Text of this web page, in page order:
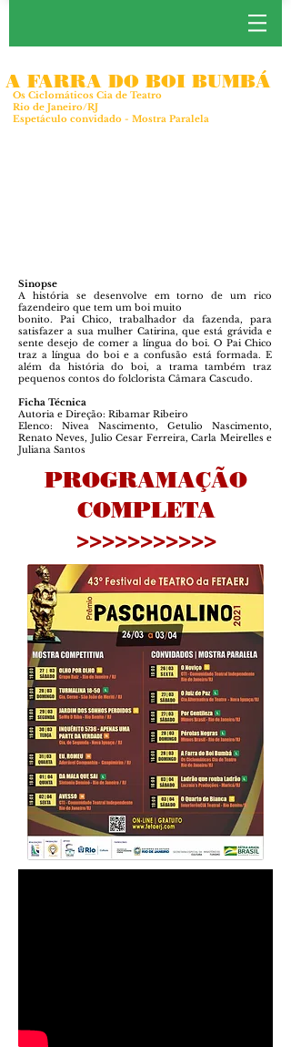
A FARRA DO BOI BUMBÁ
Os Ciclomáticos Cia de Teatro
Rio de Janeiro/RJ
Espetáculo convidado - Mostra Paralela
Sinopse
A história se desenvolve em torno de um rico
fazendeiro que tem um boi muito
bonito. Pai Chico, trabalhador da fazenda, para
satisfazer a sua mulher Catirina, que está grávida e
sente desejo de comer a língua do boi. O Pai Chico
traz a língua do boi e a confusão está formada. E
além da história do boi, a trama também traz
pequenos contos do folclorista Câmara Cascudo.
Ficha Técnica
Autoria e Direção: Ribamar Ribeiro
Elenco: Nivea Nascimento, Getulio Nascimento,
Renato Neves, Julio Cesar Ferreira, Carla Meirelles e
Juliana Santos
PROGRAMAÇÃO
COMPLETA
>>>>>>>>>>>